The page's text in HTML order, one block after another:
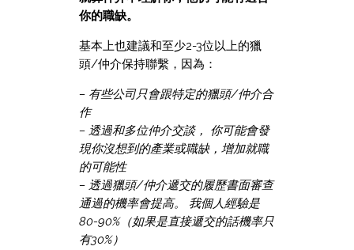
你的職缺。
基本上也建議和至少2-3位以上的獵
頭/仲介保持聯繫，因為：
– 有些公司只會跟特定的獵頭/仲介合
作
– 透過和多位仲介交談， 你可能會發
現你沒想到的產業或職缺，增加就職
的可能性
– 透過獵頭/仲介遞交的履歷書面審查
通過的機率會提高。 我個人經驗是
80-90%（如果是直接遞交的話機率只
有30%）